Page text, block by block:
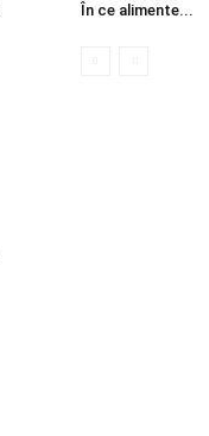
În ce alimente...